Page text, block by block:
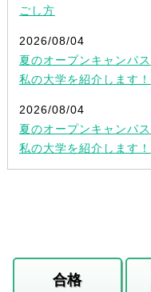
ごし方
2026/08/04
夏のオープンキャンパス
私の大学を紹介します！
2026/08/04
夏のオープンキャンパス
私の大学を紹介します！
合格